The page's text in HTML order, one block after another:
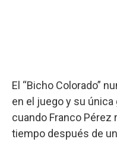
El “Bicho Colorado”
en el juego y su
cuando Franco
tiempo después de